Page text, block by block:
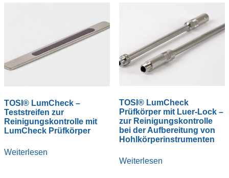
TOSI® LumCheck –
Teststreifen zur
Reinigungskontrolle mit
LumCheck Prüfkörper
Weiterlesen
TOSI® LumCheck
Prüfkörper mit Luer-Lock –
zur Reinigungskontrolle
bei der Aufbereitung von
Hohlkörperinstrumenten
Weiterlesen